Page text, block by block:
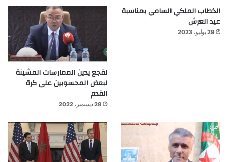
الخطاب الملكي السامي بمناسبة
عيد العرش
29 يوليو، 2023
لقجع يدين الممارسات المشينة
لبعض المحسوبين على كرة
القدم
28 ديسمبر، 2022